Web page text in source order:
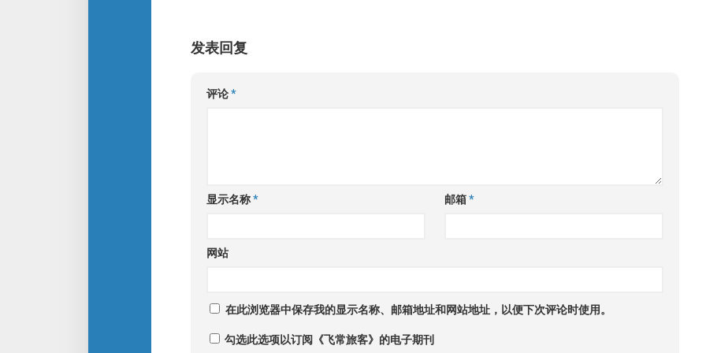
发表回复
评论*
显示名称* 邮箱*
网站
在此浏览器中保存我的显示名称、邮箱地址和网站地址，以便下次评论时使用。
勾选此选项以订阅《飞常旅客》的电子期刊